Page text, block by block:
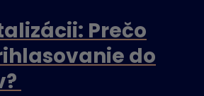
Prečo
do